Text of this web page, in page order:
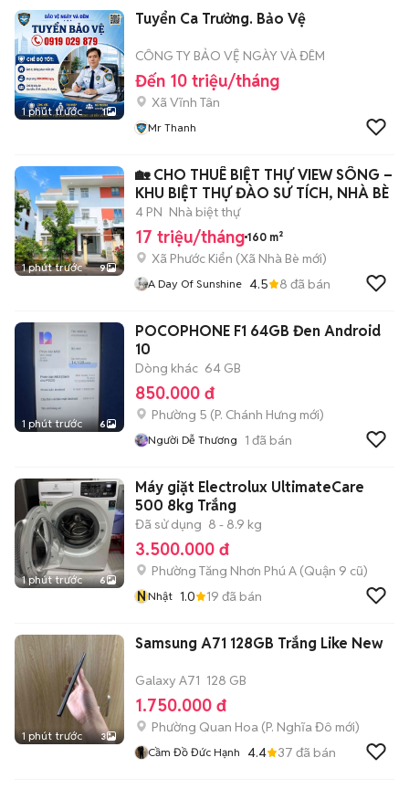
1 phút trước 1
Tuyển Ca Trưởng. Bảo Vệ
CÔNG TY BẢO VỆ NGÀY VÀ ĐÊM
Đến 10 triệu/tháng
Xã Vĩnh Tân
Mr Thanh
1 phút trước 9
🏡 CHO THUÊ BIỆT THỰ VIEW SÔNG –
KHU BIỆT THỰ ĐÀO SƯ TÍCH, NHÀ BÈ
4 PN Nhà biệt thự
17 triệu/tháng 160 m²
Xã Phước Kiển (Xã Nhà Bè mới)
A Day Of Sunshine 4.5 8 đã bán
1 phút trước 6
POCOPHONE F1 64GB Đen Android
10
Dòng khác 64 GB
850.000 đ
Phường 5 (P. Chánh Hưng mới)
Người Dễ Thương 1 đã bán
1 phút trước 6
Máy giặt Electrolux UltimateCare
500 8kg Trắng
Đã sử dụng 8 - 8.9 kg
3.500.000 đ
Phường Tăng Nhơn Phú A (Quận 9 cũ)
NNhật 1.0 19 đã bán
1 phút trước 3
Samsung A71 128GB Trắng Like New
Galaxy A71 128 GB
1.750.000 đ
Phường Quan Hoa (P. Nghĩa Đô mới)
Cầm Đồ Đức Hạnh 4.4 37 đã bán